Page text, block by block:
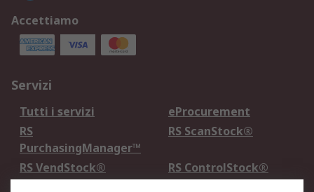
Accettiamo
Servizi
Tutti i servizi
eProcurement
RS
PurchasingManager™
RS ScanStock®
RS VendStock®
RS ControlStock®